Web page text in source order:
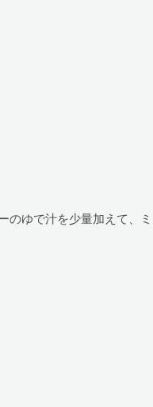
のゆで汁を少量加えて、ミ